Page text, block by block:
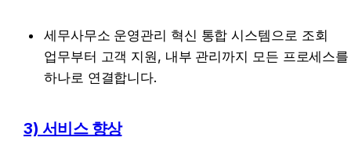
세무사무소 운영관리 혁신 통합 시스템으로 조회
업무부터 고객 지원, 내부 관리까지 모든 프로세스를
하나로 연결합니다.
3) 서비스 향상